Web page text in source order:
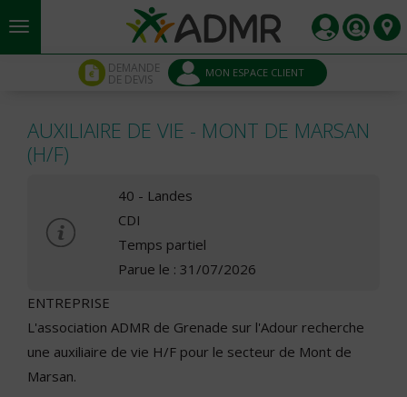
Aller au contenu principal
DEMANDE
DE DEVIS MON ESPACE CLIENT
AUXILIAIRE DE VIE - MONT DE MARSAN
(H/F)
40 - Landes
CDI
Temps partiel
Parue le : 31/07/2026
ENTREPRISE
L'association ADMR de Grenade sur l'Adour recherche
une auxiliaire de vie H/F pour le secteur de Mont de
Marsan.
Panneau de gestion des cookies